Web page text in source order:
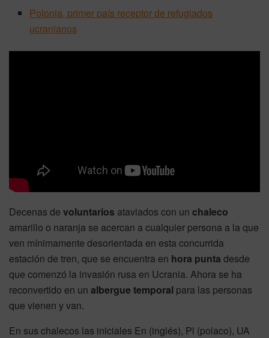
Polonia, primer país receptor de refugiados
ucranianos
Decenas de voluntarios ataviados con un chaleco
amarillo o naranja se acercan a cualquier persona a la que
ven mínimamente desorientada en esta concurrida
estación de tren, que se encuentra en hora punta desde
que comenzó la invasión rusa en Ucrania. Ahora se ha
reconvertido en un albergue temporal para las personas
que vienen y van.
En sus chalecos las iniciales En (inglés), Pl (polaco), UA